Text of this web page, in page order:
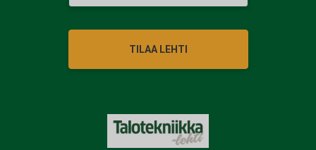
TILAA LEHTI